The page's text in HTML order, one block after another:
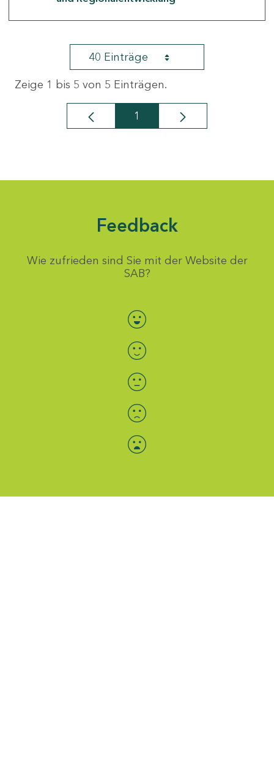
40 Einträge
Zeige 1 bis 5 von 5 Einträgen.
Seite
1
Feedback
Wie zufrieden sind Sie mit der Website der
SAB?
Bewertung auswählen